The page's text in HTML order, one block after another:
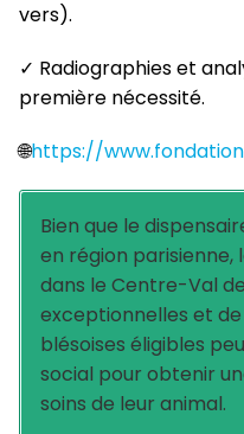
vers).
✓ Radiographies et
première nécessité.
🌐https://
Bien que le
en région
dans le Centre-Val
exceptionnelles et
blésoises éligibles
social pour obtenir
soins de leur animal.